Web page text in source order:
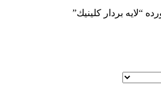
بردار كلينيك”